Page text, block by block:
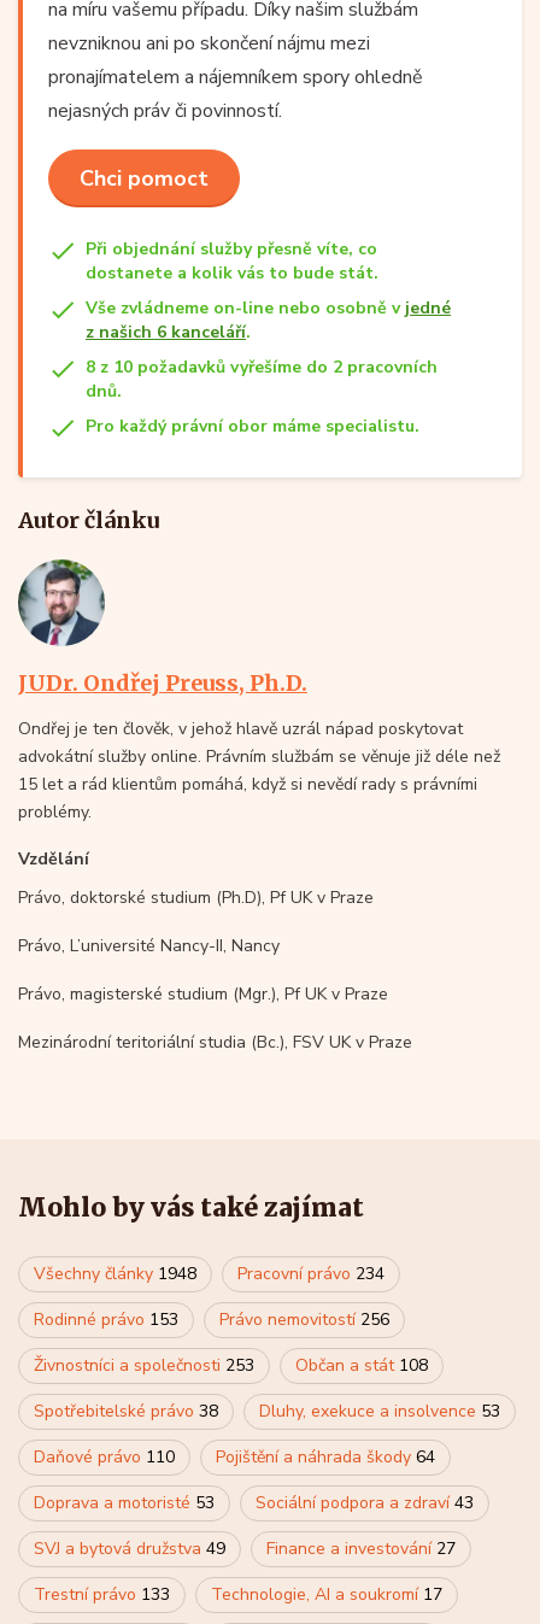
na míru vašemu případu. Díky našim službám
nevzniknou ani po skončení nájmu mezi
pronajímatelem a nájemníkem spory ohledně
nejasných práv či povinností.
Chci pomoct
Při objednání služby přesně víte, co
dostanete a kolik vás to bude stát.
Vše zvládneme on-line nebo osobně v jedné
z našich 6 kanceláří.
8 z 10 požadavků vyřešíme do 2 pracovních
dnů.
Pro každý právní obor máme specialistu.
Autor článku
JUDr. Ondřej Preuss, Ph.D.
Ondřej je ten člověk, v jehož hlavě uzrál nápad poskytovat
advokátní služby online. Právním službám se věnuje již déle než
15 let a rád klientům pomáhá, když si nevědí rady s právními
problémy.
Vzdělání
Právo, doktorské studium (Ph.D), Pf UK v Praze
Právo, L’université Nancy-II, Nancy
Právo, magisterské studium (Mgr.), Pf UK v Praze
Mezinárodní teritoriální studia (Bc.), FSV UK v Praze
Mohlo by vás také zajímat
Všechny články 1948 Pracovní právo 234
Rodinné právo 153 Právo nemovitostí 256
Živnostníci a společnosti 253 Občan a stát 108
Spotřebitelské právo 38 Dluhy, exekuce a insolvence 53
Daňové právo 110 Pojištění a náhrada škody 64
Doprava a motoristé 53 Sociální podpora a zdraví43
SVJ a bytová družstva 49 Finance a investování 27
Trestní právo 133 Technologie, AI a soukromí 17